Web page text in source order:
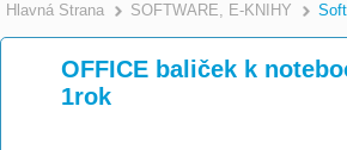
Hlavná Strana SOFTWARE, E-KNIHY
OFFICE baliček k
1rok